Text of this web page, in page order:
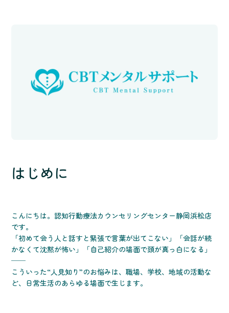
はじめに
こんにちは。認知行動療法カウンセリングセンター静岡浜松店
です。
「初めて会う人と話すと緊張で言葉が出てこない」「会話が続
かなくて沈黙が怖い」「自己紹介の場面で頭が真っ白になる」
──
こういった“人見知り”のお悩みは、職場、学校、地域の活動な
ど、日常生活のあらゆる場面で生じます。